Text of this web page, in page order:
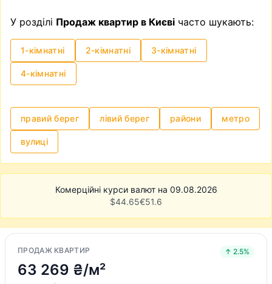
та нервовим процесом.
У розділі Продаж квартир в Києві часто шукають:
1-кімнатні 2-кімнатні 3-кімнатні
4-кімнатні
правий берег лівий берег райони метро
вулиці
Комерційні курси валют на 09.08.2026
$44.65€51.6
ПРОДАЖ КВАРТИР ↑ 2.5%
63 269 ₴/м²